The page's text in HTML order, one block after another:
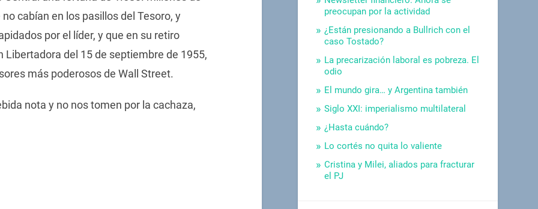
cabían en los pasillos del Tesoro, y
por el líder, y que en su retiro
del 15 de septiembre de 1955,
más poderosos de Wall Street.
nota y no nos tomen por la cachaza,
preocupan por la actividad
¿Están presionando a Bullrich con el
caso Tostado?
La precarización laboral es pobreza. El
odio
El mundo gira… y Argentina también
Siglo XXI: imperialismo multilateral
¿Hasta cuándo?
Lo cortés no quita lo valiente
Cristina y Milei, aliados para fracturar
el PJ